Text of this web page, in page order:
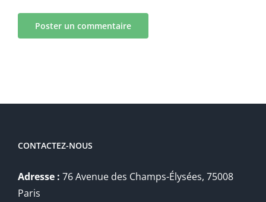
CONTACTEZ-NOUS
Adresse : 76 Avenue des Champs-Élysées, 75008
Paris